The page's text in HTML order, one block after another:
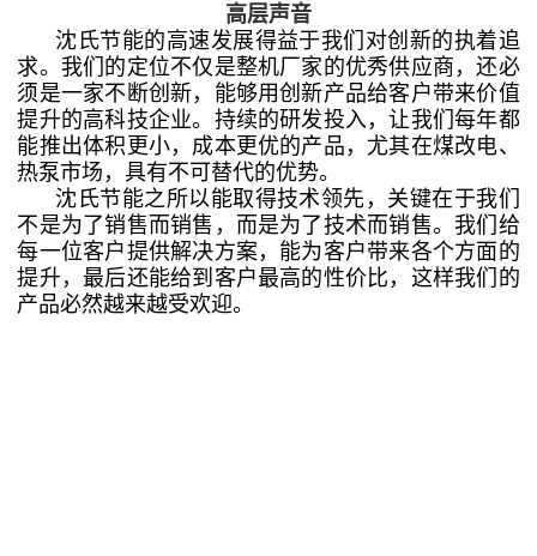
高层声音
沈氏节能的高速发展得益于我们对创新的执着追
求。我们的定位不仅是整机厂家的优秀供应商，还必
须是一家不断创新，能够用创新产品给客户带来价值
提升的高科技企业。持续的研发投入，让我们每年都
能推出体积更小，成本更优的产品，尤其在煤改电、
热泵市场，具有不可替代的优势。
沈氏节能之所以能取得技术领先，关键在于我们
不是为了销售而销售，而是为了技术而销售。我们给
每一位客户提供解决方案，能为客户带来各个方面的
提升，最后还能给到客户最高的性价比，这样我们的
产品必然越来越受欢迎。